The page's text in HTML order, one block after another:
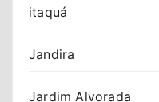
itaquá
Jandira
Jardim Alvorada